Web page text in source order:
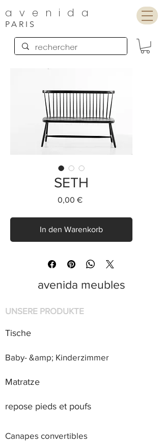
avenida
PARIS
SETH
0,00 €Preis
In den Warenkorb
avenida meubles
UNSERE PRODUKTE
Tische
Baby- &amp; Kinderzimmer
Matratze
repose pieds et poufs
Canapes convertibles